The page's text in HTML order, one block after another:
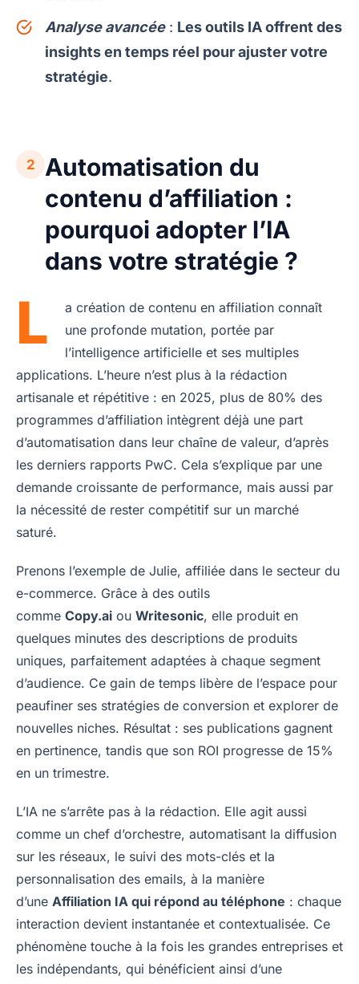
Analyse avancée: Les outils IA offrent des
insights en temps réel pour ajuster votre
stratégie.
2
Automatisation du
contenu d’affiliation :
pourquoi adopter l’IA
dans votre stratégie ?
L
a création de contenu en affiliation connaît
une profonde mutation, portée par
l’intelligence artificielle et ses multiples
applications. L’heure n’est plus à la rédaction
artisanale et répétitive : en 2025, plus de 80% des
programmes d’affiliation intègrent déjà une part
d’automatisation dans leur chaîne de valeur, d’après
les derniers rapports PwC. Cela s’explique par une
demande croissante de performance, mais aussi par
la nécessité de rester compétitif sur un marché
saturé.
Prenons l’exemple de Julie, affiliée dans le secteur du
e-commerce. Grâce à des outils
comme Copy.ai ou Writesonic, elle produit en
quelques minutes des descriptions de produits
uniques, parfaitement adaptées à chaque segment
d’audience. Ce gain de temps libère de l’espace pour
peaufiner ses stratégies de conversion et explorer de
nouvelles niches. Résultat : ses publications gagnent
en pertinence, tandis que son ROI progresse de 15%
en un trimestre.
L’IA ne s’arrête pas à la rédaction. Elle agit aussi
comme un chef d’orchestre, automatisant la diffusion
sur les réseaux, le suivi des mots-clés et la
personnalisation des emails, à la manière
d’une Affiliation IA qui répond au téléphone : chaque
interaction devient instantanée et contextualisée. Ce
phénomène touche à la fois les grandes entreprises et
les indépendants, qui bénéficient ainsi d’une